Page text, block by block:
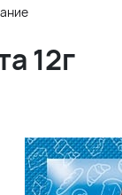
12г